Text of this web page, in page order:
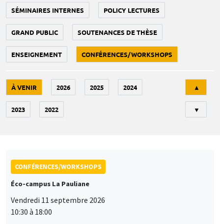
SÉMINAIRES INTERNES POLICY LECTURES
GRAND PUBLIC SOUTENANCES DE THÈSE
ENSEIGNEMENT CONFÉRENCES/WORKSHOPS
À VENIR 2026 2025 2024
2023 2022
▲
▼
CONFÉRENCES/WORKSHOPS
Éco-campus La Pauliane
Vendredi 11 septembre 2026
10:30 à 18:00